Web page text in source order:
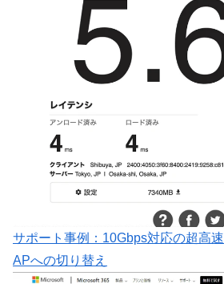
サポート事例：10Gbps対応の超高
APへの切り替え